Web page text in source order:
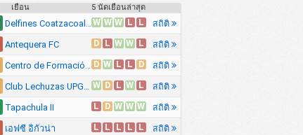
เยือน 5 นัดเยือนล่าสุด
Delfines Coatzacoalcos W W W L L สถิติ
Antequera FC D L W W L สถิติ
Centro de Formación Chiapas Fútbol D W L L D สถิติ
Club Lechuzas UPGCH W D L W L สถิติ
Tapachula II L D W W W สถิติ
เอฟซี อิกัวน่า L L L L L สถิติ